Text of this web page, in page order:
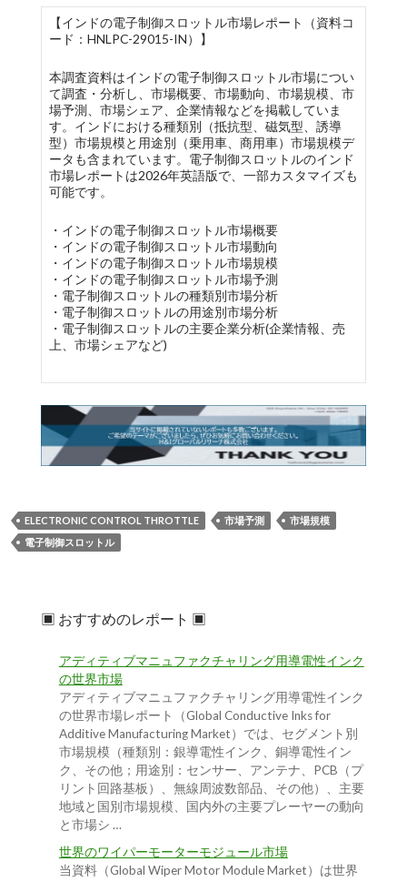
【インドの電子制御スロットル市場レポート（資料コ
ード：HNLPC-29015-IN）】
本調査資料はインドの電子制御スロットル市場につい
て調査・分析し、市場概要、市場動向、市場規模、市
場予測、市場シェア、企業情報などを掲載していま
す。インドにおける種類別（抵抗型、磁気型、誘導
型）市場規模と用途別（乗用車、商用車）市場規模デ
ータも含まれています。電子制御スロットルのインド
市場レポートは2026年英語版で、一部カスタマイズも
可能です。
・インドの電子制御スロットル市場概要
・インドの電子制御スロットル市場動向
・インドの電子制御スロットル市場規模
・インドの電子制御スロットル市場予測
・電子制御スロットルの種類別市場分析
・電子制御スロットルの用途別市場分析
・電子制御スロットルの主要企業分析(企業情報、売
上、市場シェアなど)
ELECTRONIC CONTROL THROTTLE 市場予測
市場規模
電子制御スロットル
▣ おすすめのレポート ▣
アディティブマニュファクチャリング用導電性インク
の世界市場
アディティブマニュファクチャリング用導電性インク
の世界市場レポート（Global Conductive Inks for
Additive Manufacturing Market）では、セグメント別
市場規模（種類別：銀導電性インク、銅導電性イン
ク、その他；用途別：センサー、アンテナ、PCB（プ
リント回路基板）、無線周波数部品、その他）、主要
地域と国別市場規模、国内外の主要プレーヤーの動向
と市場シ …
世界のワイパーモーターモジュール市場
当資料（Global Wiper Motor Module Market）は世界